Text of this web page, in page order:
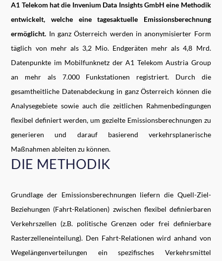
A1 Telekom hat die Invenium Data Insights GmbH eine Methodik
entwickelt, welche eine tagesaktuelle Emissionsberechnung
ermöglicht. In ganz Österreich werden in anonymisierter Form
täglich von mehr als 3,2 Mio. Endgeräten mehr als 4,8 Mrd.
Datenpunkte im Mobilfunknetz der A1 Telekom Austria Group
an mehr als 7.000 Funkstationen registriert. Durch die
gesamtheitliche Datenabdeckung in ganz Österreich können die
Analysegebiete sowie auch die zeitlichen Rahmenbedingungen
flexibel definiert werden, um gezielte Emissionsberechnungen zu
generieren und darauf basierend verkehrsplanerische
Maßnahmen ableiten zu können.
DIE METHODIK
Grundlage der Emissionsberechnungen liefern die Quell-Ziel-
Beziehungen (Fahrt-Relationen) zwischen flexibel definierbaren
Verkehrszellen (z.B. politische Grenzen oder frei definierbare
Rasterzelleneinteilung). Den Fahrt-Relationen wird anhand von
Wegelängenverteilungen ein spezifisches Verkehrsmittel